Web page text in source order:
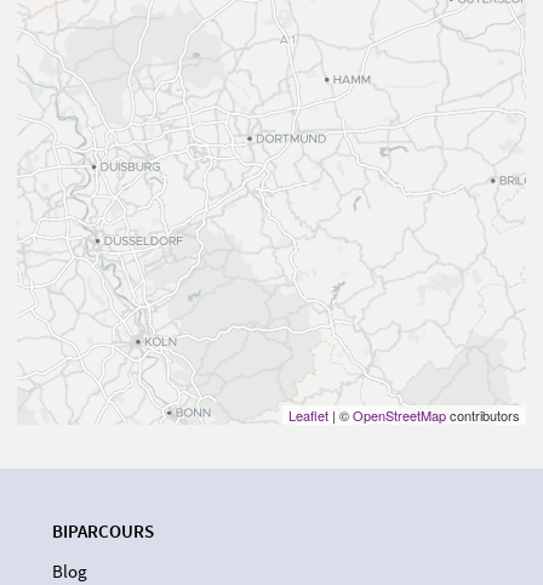
Leaflet | ©OpenStreetMapcontributors
BIPARCOURS
Blog